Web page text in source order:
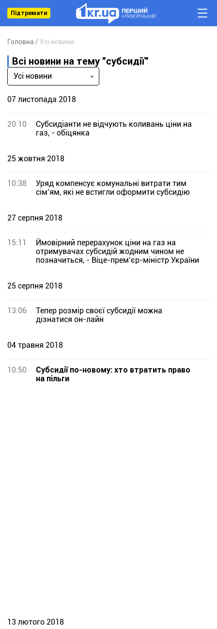
Підтримати
Головна Усі новини
Всі новини на тему "субсидії"
Усі новини
07 листопада 2018
20:10
Субсидіанти не відчують коливань ціни на
газ, - обіцянка
25 жовтня 2018
10:38
Уряд компенсує комунальні витрати тим
сім’ям, які не встигли оформити субсидію
27 серпня 2018
15:11
Ймовірний перерахунок ціни на газ на
отримувачах субсидій жодним чином не
позначиться, - Віце-прем’єр-міністр України
25 серпня 2018
13:06
Тепер розмір своєї субсидії можна
дізнатися он-лайн
04 травня 2018
10:50
Субсидії по-новому: хто втратить право
на пільги
13 лютого 2018